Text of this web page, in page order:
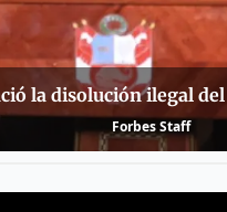
la disolución ilegal
Forbes Staff